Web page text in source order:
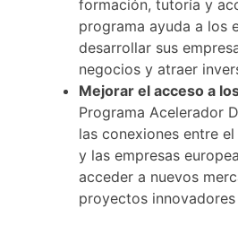
formación, tutoría y
programa ayuda a los
desarrollar sus
negocios y atraer
Mejorar el acceso a
Programa Acelerador
las conexiones entre
y las empresas
acceder a nuevos
proyectos